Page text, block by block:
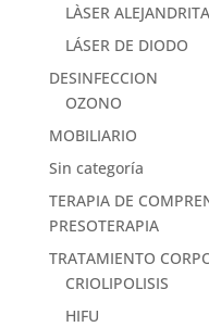
LÀSER
LÁSER DE DIODO
DESINFECCION
OZONO
MOBILIARIO
Sin categoría
TERAPIA DE
PRESOTERAPIA
TRATAMIENTO
CRIOLIPOLISIS
HIFU